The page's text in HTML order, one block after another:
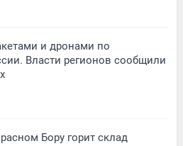
и дронами по
Власти регионов сообщили
Бору горит склад